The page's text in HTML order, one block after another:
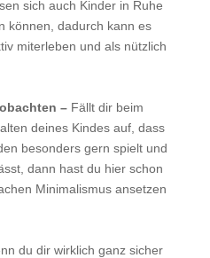
sich auch Kinder in Ruhe
können, dadurch kann es
miterleben und als nützlich
–Fällt dir beim
deines Kindes auf, dass
besonders gern spielt und
dann hast du hier schon
Minimalismus ansetzen
du dir wirklich ganz sicher